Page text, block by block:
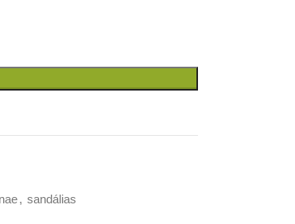
nae, sandálias